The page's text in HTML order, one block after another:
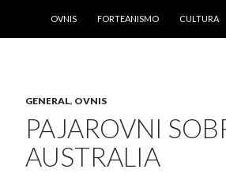
OVNIS
FORTEANISMO CULTURA
GENERAL, OVNIS
PAJAROVNI
AUSTRALIA